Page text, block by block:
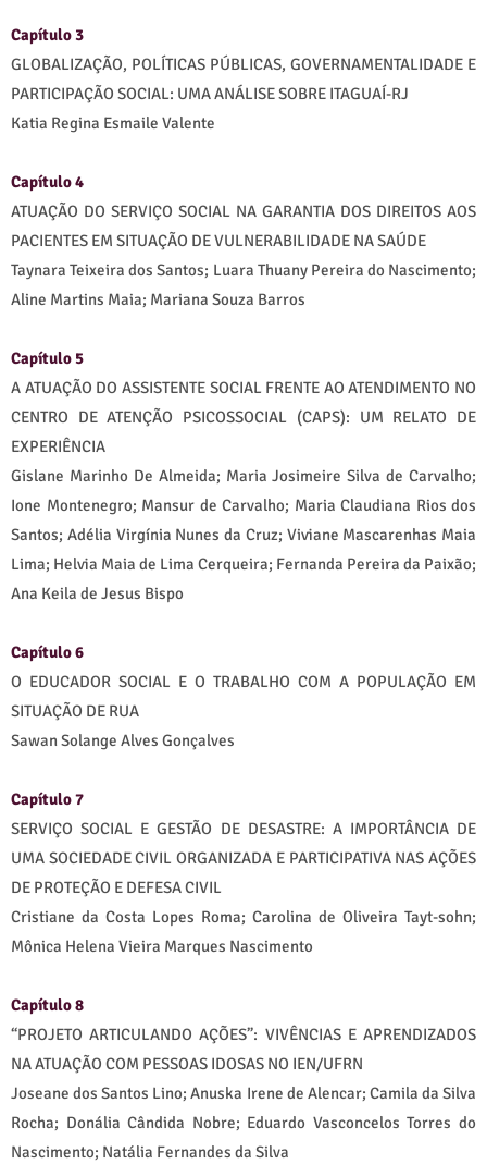
Capítulo 3
GLOBALIZAÇÃO, POLÍTICAS PÚBLICAS, GOVERNAMENTALIDADE E
PARTICIPAÇÃO SOCIAL: UMA ANÁLISE SOBRE ITAGUAÍ-RJ
Katia Regina Esmaile Valente
Capítulo 4
ATUAÇÃO DO SERVIÇO SOCIAL NA GARANTIA DOS DIREITOS AOS
PACIENTES EM SITUAÇÃO DE VULNERABILIDADE NA SAÚDE
Taynara Teixeira dos Santos; Luara Thuany Pereira do Nascimento;
Aline Martins Maia; Mariana Souza Barros
Capítulo 5
A ATUAÇÃO DO ASSISTENTE SOCIAL FRENTE AO ATENDIMENTO NO
CENTRO DE ATENÇÃO PSICOSSOCIAL (CAPS): UM RELATO DE
EXPERIÊNCIA
Gislane Marinho De Almeida; Maria Josimeire Silva de Carvalho;
Ione Montenegro; Mansur de Carvalho; Maria Claudiana Rios dos
Santos; Adélia Virgínia Nunes da Cruz; Viviane Mascarenhas Maia
Lima; Helvia Maia de Lima Cerqueira; Fernanda Pereira da Paixão;
Ana Keila de Jesus Bispo
Capítulo 6
O EDUCADOR SOCIAL E O TRABALHO COM A POPULAÇÃO EM
SITUAÇÃO DE RUA
Sawan Solange Alves Gonçalves
Capítulo 7
SERVIÇO SOCIAL E GESTÃO DE DESASTRE: A IMPORTÂNCIA DE
UMA SOCIEDADE CIVIL ORGANIZADA E PARTICIPATIVA NAS AÇÕES
DE PROTEÇÃO E DEFESA CIVIL
Cristiane da Costa Lopes Roma; Carolina de Oliveira Tayt-sohn;
Mônica Helena Vieira Marques Nascimento
Capítulo 8
“PROJETO ARTICULANDO AÇÕES”: VIVÊNCIAS E APRENDIZADOS
NA ATUAÇÃO COM PESSOAS IDOSAS NO IEN/UFRN
Joseane dos Santos Lino; Anuska Irene de Alencar; Camila da Silva
Rocha; Donália Cândida Nobre; Eduardo Vasconcelos Torres do
Nascimento; Natália Fernandes da Silva